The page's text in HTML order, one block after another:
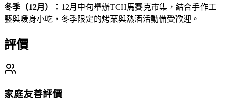
冬季（12月）
：12月中旬舉辦TCH馬賽克市集，結合手作工
藝與暖身小吃，冬季限定的烤栗與熱酒活動備受歡迎。
評價
家庭友善評價